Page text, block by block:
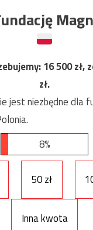
16 500zł,
zł.
jest niezbędne dla
8%
50 zł
Inna kwota